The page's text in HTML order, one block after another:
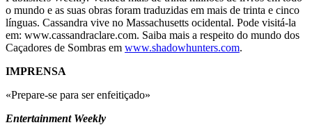
o mundo e as suas obras foram traduzidas em mais de trinta e cinco
línguas. Cassandra vive no Massachusetts ocidental. Pode visitá-la
em: www.cassandraclare.com. Saiba mais a respeito do mundo dos
Caçadores de Sombras em www.shadowhunters.com.
IMPRENSA
«Prepare-se para ser enfeitiçado»
Entertainment Weekly